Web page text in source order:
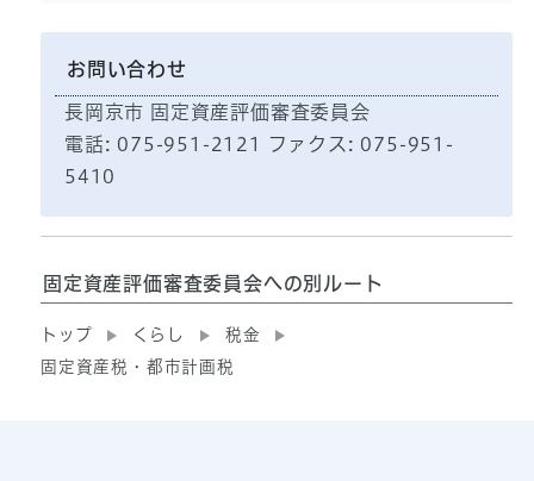
お問い合わせ
長岡京市 固定資産評価審査委員会
電話: 075-951-2121 ファクス: 075-951-
5410
固定資産評価審査委員会への別ルート
トップ くらし
税金
固定資産税・都市計画税